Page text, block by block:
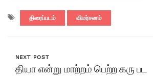
திரைப்படம் விமர்சனம்
NEXT POST
தியா என்று மாற்றம் பெற்ற கரு பட